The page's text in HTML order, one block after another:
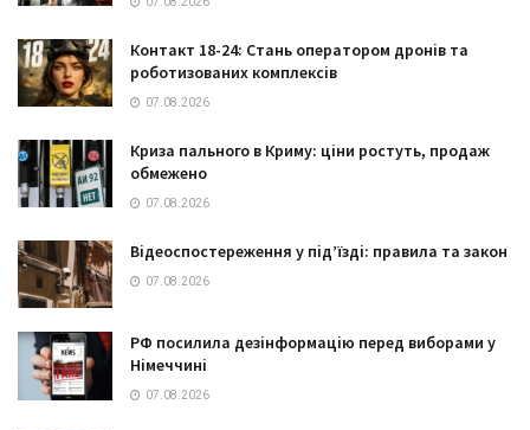
Контакт 18-24: Стань оператором дронів та
роботизованих комплексів
07.08.2026
Криза пального в Криму: ціни ростуть, продаж
обмежено
07.08.2026
Відеоспостереження у під’їзді: правила та закон
07.08.2026
РФ посилила дезінформацію перед виборами у
Німеччині
07.08.2026